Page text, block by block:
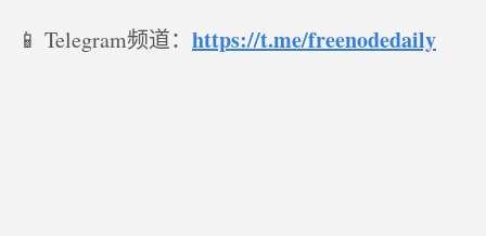
📱 Telegram频道： https://t.me/freenodedaily